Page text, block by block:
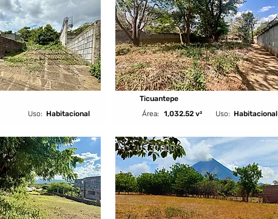
Habitacional
Uso:
Ticuantepe
Área:
1,032.52 v² Habitacional
Uso:
U$ 30,000